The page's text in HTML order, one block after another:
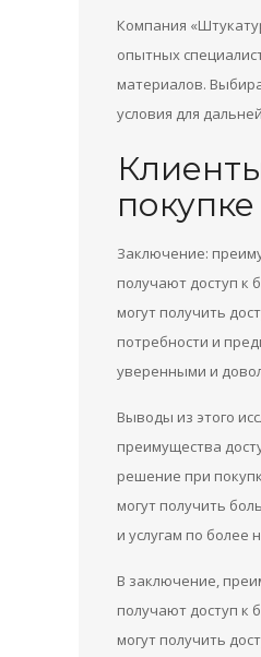
Компания
опытных
материалов.
условия для
Заключение:
получают доступ к
могут получить
потребности и
уверенными и
Выводы из этого
преимущества
решение при
могут получить
и услугам по более
В заключение,
получают доступ к
могут получить